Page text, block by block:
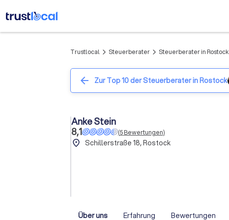
Trustlocal arrow_forward_ios Steuerberater arrow_forward_ios Steuerberater in Rostock
arrow_back Zur Top 10 der Steuerberater in Rostock
Anke Stein
8,1
(5Bewertungen)
place Schillerstraße 18, Rostock
Über uns Erfahrung Bewertungen